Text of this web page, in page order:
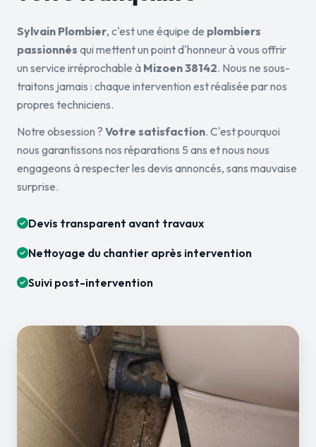
Sylvain Plombier, c'est une équipe de plombiers
passionnés qui mettent un point d'honneur à vous offrir
un service irréprochable à Mizoen 38142. Nous ne sous-
traitons jamais : chaque intervention est réalisée par nos
propres techniciens.
Notre obsession ? Votre satisfaction. C'est pourquoi
nous garantissons nos réparations 5 ans et nous nous
engageons à respecter les devis annoncés, sans mauvaise
surprise.
Devis transparent avant travaux
Nettoyage du chantier après intervention
Suivi post-intervention